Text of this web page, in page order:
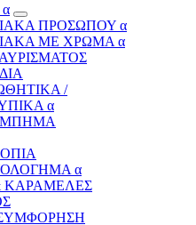
ΠΡΟΣΩΠΟΥ α
ΜΕ ΧΡΩΜΑ α
/
α
α
ΚΑΡΑΜΕΛΕΣ